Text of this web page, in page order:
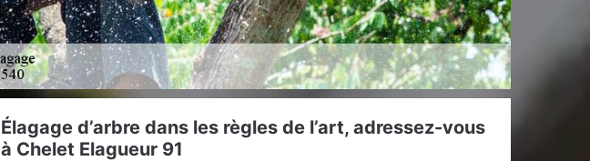
Élagage d’arbre dans les règles de l’art, adressez-vous
à Chelet Elagueur 91